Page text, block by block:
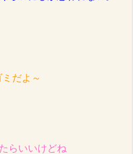
だよ～
らいいけどね